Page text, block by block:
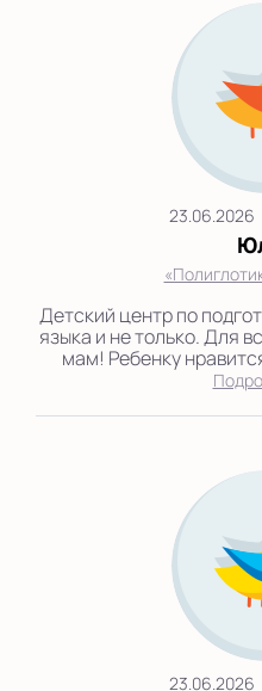
23.06.2026
Детский центр по
языка и не только. Для
мам! Ребенку
23.06.2026